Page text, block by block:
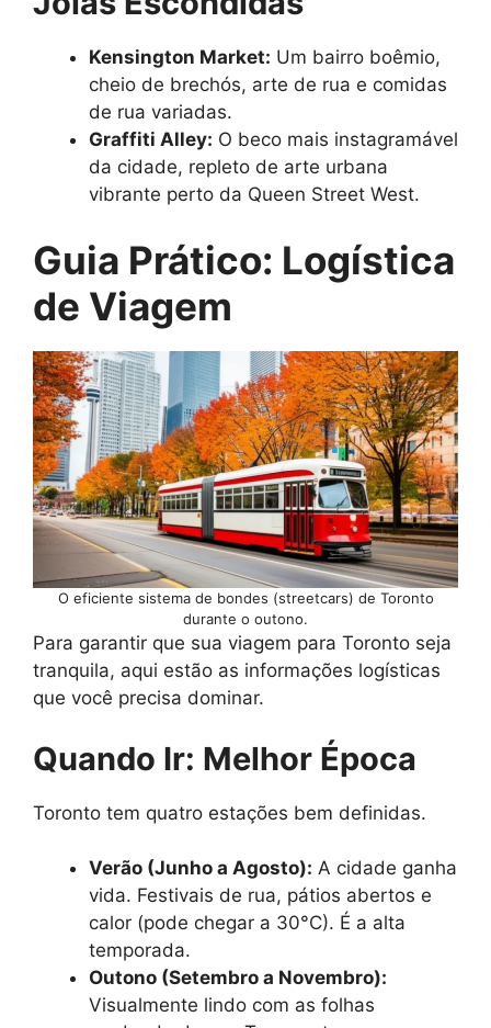
Kensington Market: Um bairro boêmio,
cheio de brechós, arte de rua e comidas
de rua variadas.
Graffiti Alley: O beco mais instagramável
da cidade, repleto de arte urbana
vibrante perto da Queen Street West.
Guia Prático: Logística
de Viagem
O eficiente sistema de bondes (streetcars) de Toronto
durante o outono.
Para garantir que sua viagem para Toronto seja
tranquila, aqui estão as informações logísticas
que você precisa dominar.
Quando Ir: Melhor Época
Toronto tem quatro estações bem definidas.
Verão (Junho a Agosto): A cidade ganha
vida. Festivais de rua, pátios abertos e
calor (pode chegar a 30°C). É a alta
temporada.
Outono (Setembro a Novembro):
Visualmente lindo com as folhas